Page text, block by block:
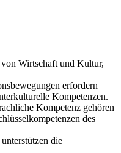
Wirtschaft und Kultur,
erfordern
Kompetenzen.
Kompetenz gehören
des
die